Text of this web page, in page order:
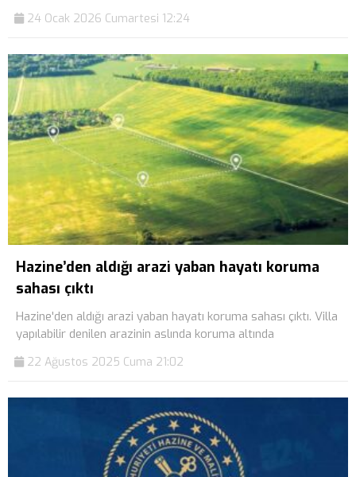
24 Ocak 2026 Cumartesi 12:24
Hazine’den aldığı arazi yaban hayatı koruma
sahası çıktı
Hazine'den aldığı arazi yaban hayatı koruma sahası çıktı. Villa
yapılabilir denilen arazinin aslında koruma altında
22 Ağustos 2025 Cuma 21:02